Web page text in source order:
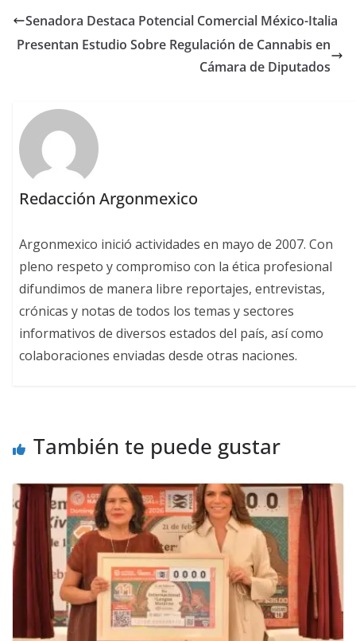
Senadora Destaca Potencial Comercial México-Italia
Presentan Estudio Sobre Regulación de Cannabis en
Cámara de Diputados
Redacción Argonmexico
Argonmexico inició actividades en mayo de 2007. Con
pleno respeto y compromiso con la ética profesional
difundimos de manera libre reportajes, entrevistas,
crónicas y notas de todos los temas y sectores
informativos de diversos estados del país, así como
colaboraciones enviadas desde otras naciones.
También te puede gustar